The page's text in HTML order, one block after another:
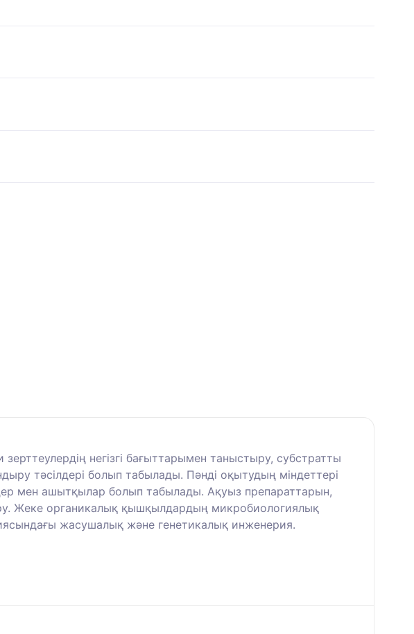
негізгі бағыттарымен таныстыру, субстратты
тәсілдері болып табылады. Пәнді оқытудың міндеттері
мен ашытқылар болып табылады. Ақуыз препараттарын,
Жеке органикалық қышқылдардың микробиологиялық
жасушалық және генетикалық инженерия.